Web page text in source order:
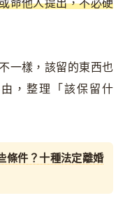
命他人提出，不必硬
一樣，該留的東西也
，整理「該保留什
條件？十種法定離婚